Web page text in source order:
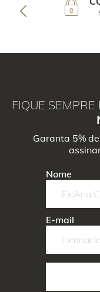
FIQUE
Garanta 5%
Nome
E-mail